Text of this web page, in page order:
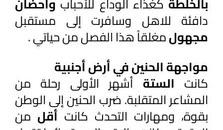
دافئة للاهل وسافرت إلى مستقبل
مجهول مغلقاً هذا الفصل من حياتي .
مواجهة الحنين في أرض أجنبية
كانت الستة
بقوة، ومهارات التحدث كانت أقل